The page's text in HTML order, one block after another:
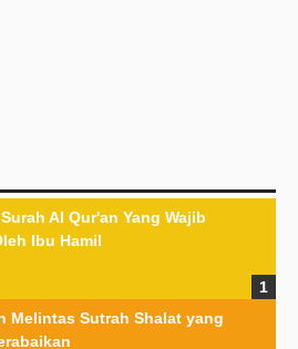
Al Qur'an Yang Wajib
Ibu Hamil
Melintas Sutrah Shalat yang